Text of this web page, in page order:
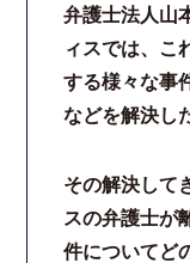
弁護士費用
解決事例
お客様の声
採用情報
弁護士法人山
ィスでは、こ
する様々な事
などを解決し
その解決して
スの弁護士が
件についてど